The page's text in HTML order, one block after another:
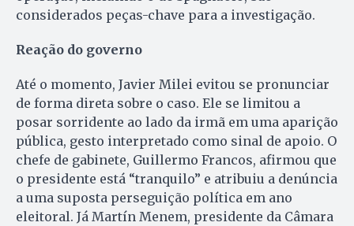
considerados peças-chave para a investigação.
Reação do governo
Até o momento, Javier Milei evitou se pronunciar
de forma direta sobre o caso. Ele se limitou a
posar sorridente ao lado da irmã em uma aparição
pública, gesto interpretado como sinal de apoio. O
chefe de gabinete, Guillermo Francos, afirmou que
o presidente está “tranquilo” e atribuiu a denúncia
a uma suposta perseguição política em ano
eleitoral. Já Martín Menem, presidente da Câmara